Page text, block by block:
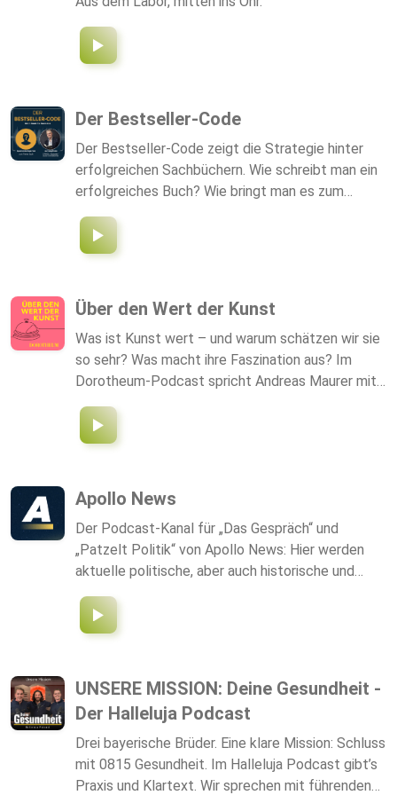
Der Bestseller-Code
Der Bestseller-Code zeigt die Strategie hinter
erfolgreichen Sachbüchern. Wie schreibt man ein
erfolgreiches Buch? Wie bringt man es zum
Wunschverlag? Und wie wird ein Buch dort dann
Bestseller?! Alle großen Experten haben ein
eigenes Buch. Die intuitive Schlussfolgerung der
Buch hat, ist automatisch ein Experte! Der
mehrfache Spiegel Bestseller Autor und
Bestseller-Coach Jan Bargfrede zeigt im
Gespräch mit spnnenden Experten und viel
eigener Expertise, wie die Profis Bücher
schreiben, veröffentlichen und zu Bestsellern
machen. Dabei wird unterhaltsam hinter die
Kulissen geschaut und mancher fast unfaire Trick
Über den Wert der Kunst
Was ist Kunst wert – und warum schätzen wir sie
so sehr? Was macht ihre Faszination aus? Im
Dorotheum-Podcast spricht Andreas Maurer mit
Expertinnen und Experten über Kunst, Markt,
Leidenschaft und die Geschichten hinter den
Kunstwerken. Ob Alte Meister und
den Kulissen des führenden Auktionshauses im
deutschsprachigen Raum geschieht und hören
Sie, warum Kunst mehr ist, als man sieht! Das
1707 gegründete Dorotheum ist das älteste der
großen Auktionshäuser der Welt, mit 40 Sparten,
100 Expertinnen und Experten und 700 Auktionen
im Jahr. Moderation: Andreas Maurer Website:
dorotheum.com
Apollo News
Der Podcast-Kanal für „Das Gespräch“ und
„Patzelt Politik“ von Apollo News: Hier werden
aktuelle politische, aber auch historische und
philosophische Themen mit spannenden Gästen,
Experten, Journalisten und Künstlern aufgegriffen
und tiefgründig analysiert.
UNSERE MISSION: Deine Gesundheit -
Der Halleluja Podcast
Drei bayerische Brüder. Eine klare Mission: Schluss
mit 0815 Gesundheit. Im Halleluja Podcast gibt’s
Praxis und Klartext. Wir sprechen mit führenden